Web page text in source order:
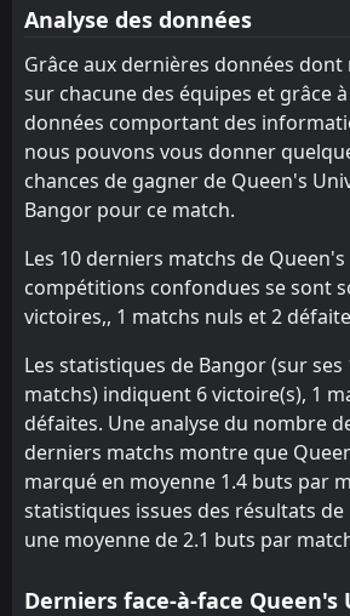
14:00
Bangor
FT
16Jul
Bangor
Ards
10:00
Queen's University
FT
13:00
04Jul
Bangor
Newington Youth
FT
13:00
27Jun
Knockbreda
Bangor
FT
18:45
01Aug
Bangor
18:30
22Jul
Crewe
Bangor
12:30
Annagh United
Analyse des données
Grâce aux dernières données
sur chacune des équipes et grâce
données comportant des
nous pouvons vous donner
chances de gagner de Queen's
Bangor pour ce match.
Les 10 derniers matchs de
compétitions confondues se sont
victoires,, 1 matchs nuls et 2
Les statistiques de Bangor (sur ses
matchs) indiquent 6 victoire(s), 1
défaites. Une analyse du nombre
derniers matchs montre que
marqué en moyenne 1.4 buts par
statistiques issues des résultats
une moyenne de 2.1 buts par
Derniers face-à-face Queen's